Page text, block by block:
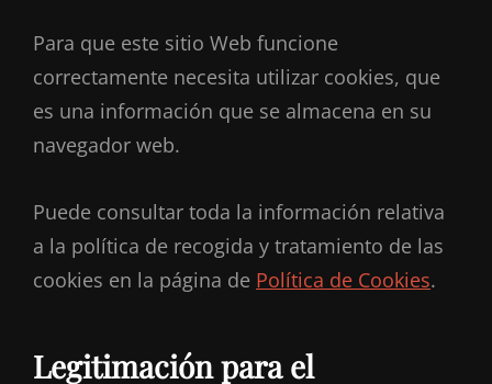
Para que este sitio Web funcione
correctamente necesita utilizar cookies, que
es una información que se almacena en su
navegador web.
Puede consultar toda la información relativa
a la política de recogida y tratamiento de las
cookies en la página de Política de Cookies.
Legitimación para el